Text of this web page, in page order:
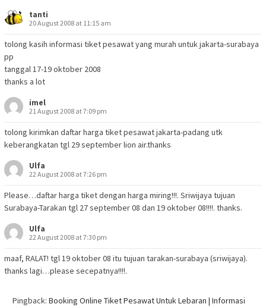
tanti
20 August 2008 at 11:15 am
tolong kasih informasi tiket pesawat yang murah untuk jakarta-surabaya
pp
tanggal 17-19 oktober 2008
thanks a lot
imel
21 August 2008 at 7:09 pm
tolong kirimkan daftar harga tiket pesawat jakarta-padang utk
keberangkatan tgl 29 september lion air.thanks
Ulfa
22 August 2008 at 7:26 pm
Please…daftar harga tiket dengan harga miring!!!. Sriwijaya tujuan
Surabaya-Tarakan tgl 27 september 08 dan 19 oktober 08!!!!. thanks.
Ulfa
22 August 2008 at 7:30 pm
maaf, RALAT! tgl 19 oktober 08 itu tujuan tarakan-surabaya (sriwijaya).
thanks lagi…please secepatnya!!!!.
Pingback: Booking Online Tiket Pesawat Untuk Lebaran | Informasi